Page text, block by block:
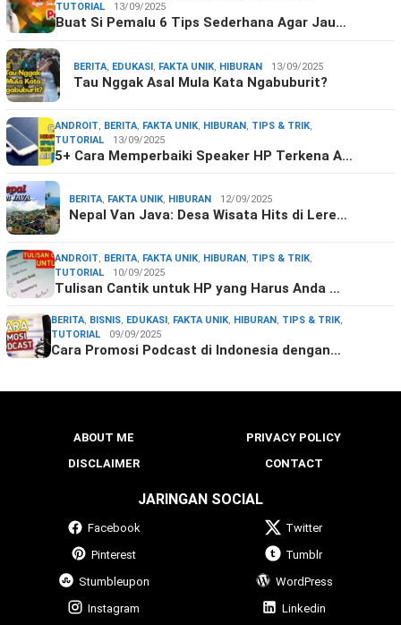
TUTORIAL
13/09/2025
Buat Si Pemalu 6 Tips Sederhana Agar Jau…
BERITA, EDUKASI , FAKTA UNIK, HIBURAN 13/09/2025
Tau Nggak Asal Mula Kata Ngabuburit?
ANDROIT, BERITA, FAKTA UNIK, HIBURAN , TIPS & TRIK,
TUTORIAL
13/09/2025
5+ Cara Memperbaiki Speaker HP Terkena A…
BERITA, FAKTA UNIK, HIBURAN 12/09/2025
Nepal Van Java: Desa Wisata Hits di Lere…
ANDROIT, BERITA, FAKTA UNIK, HIBURAN , TIPS & TRIK,
TUTORIAL
10/09/2025
Tulisan Cantik untuk HP yang Harus Anda …
BERITA, BISNIS, EDUKASI , FAKTA UNIK, HIBURAN , TIPS & TRIK,
TUTORIAL
09/09/2025
Cara Promosi Podcast di Indonesia dengan…
ABOUT ME
PRIVACY POLICY
DISCLAIMER
CONTACT
JARINGAN SOCIAL
Facebook
Twitter
Pinterest
Tumblr
Stumbleupon
WordPress
Instagram
Linkedin